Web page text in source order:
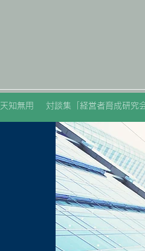
天知無用 対談集「経営者育成研究会